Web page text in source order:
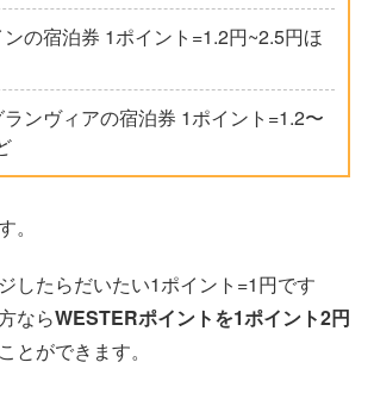
の宿泊券 1ポイント=1.2円~2.5円ほ
ンヴィアの宿泊券 1ポイント=1.2〜
。
したらだいたい1ポイント=1円です
ならWESTERポイントを1ポイント2円
とができます。